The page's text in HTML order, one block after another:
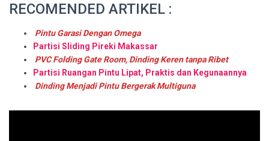
RECOMENDED ARTIKEL :
Pintu Garasi Dengan Omega
Partisi Sliding Pireki Makassar
PVC Folding Gate Room, Dinding Keren tanpa Ribet
Partisi Ruangan Pintu Lipat, Praktis dan Kegunaannya
Dinding Menjadi Pintu Bergerak Multiguna